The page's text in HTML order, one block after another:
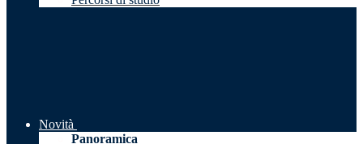
Novità
Panoramica